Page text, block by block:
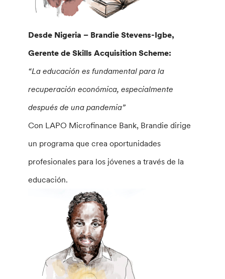
Desde Nigeria – Brandie Stevens-Igbe,
Gerente de Skills Acquisition Scheme:
“La educación es fundamental para la
recuperación económica, especialmente
después de una pandemia”
Con LAPO Microfinance Bank, Brandie dirige
un programa que crea oportunidades
profesionales para los jóvenes a través de la
educación.